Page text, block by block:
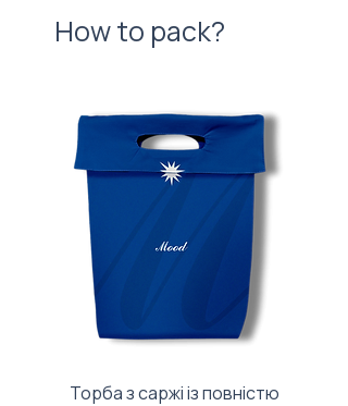
How to pack?
Торба з саржі із повністю